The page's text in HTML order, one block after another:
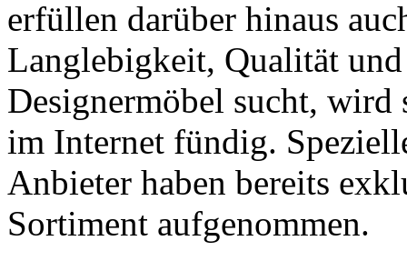
erfüllen darüber hinaus
Langlebigkeit, Qualität
Designermöbel sucht, wird
im Internet fündig.
Anbieter haben bereits
Sortiment aufgenommen.